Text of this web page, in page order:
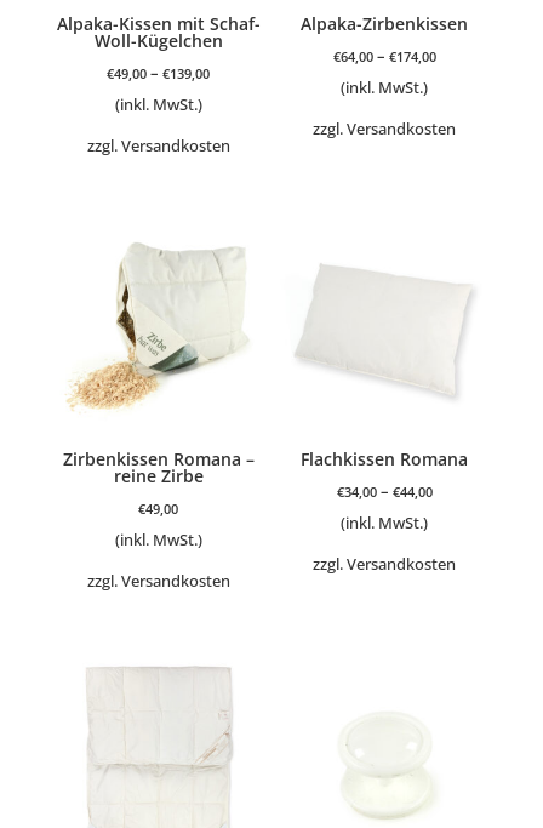
Alpaka-Kissen mit Schaf-
Woll-Kügelchen
€49,00 –€139,00
(inkl. MwSt.)
zzgl.Versandkosten
Alpaka-Zirbenkissen
€64,00– €174,00
(inkl. MwSt.)
zzgl.Versandkosten
Zirbenkissen Romana –
reine Zirbe
€49,00
(inkl. MwSt.)
zzgl.Versandkosten
Flachkissen Romana
€34,00– €44,00
(inkl. MwSt.)
zzgl.Versandkosten